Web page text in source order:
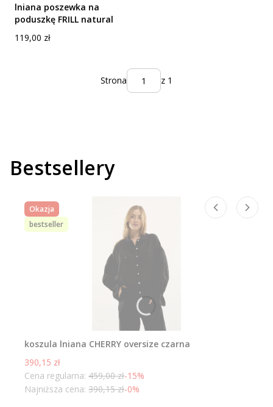
lniana poszewka na
poduszkę FRILL natural
Cena
119,00 zł
Strona z 1
Bestsellery
Okazja
bestseller
koszula lniana CHERRY oversize czarna
Cena promocyjna
390,15 zł
Cena regularna: 459,00 zł-15%
Najniższa cena: 390,15 zł-0%